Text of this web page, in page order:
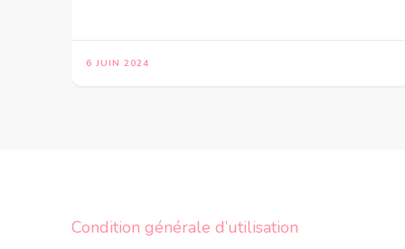
6 JUIN 2024
Condition générale d’utilisation